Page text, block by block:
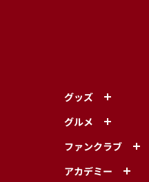
グッズ
グルメ
ファンクラブ
アカデミー